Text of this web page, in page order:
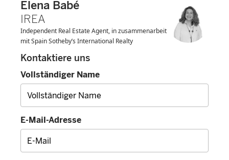
Elena Babé
IREA
Independent Real Estate Agent, in zusammenarbeit
mit Spain Sotheby’s International Realty
Kontaktiere uns
Vollständiger Name
E-Mail-Adresse